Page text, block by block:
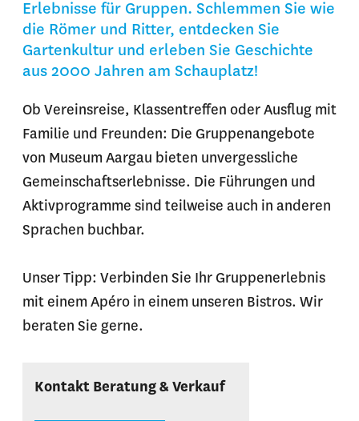
Erlebnisse für Gruppen. Schlemmen Sie wie
die Römer und Ritter, entdecken Sie
Gartenkultur und erleben Sie Geschichte
aus 2000 Jahren am Schauplatz!
Ob Vereinsreise, Klassentreffen oder Ausflug mit
Familie und Freunden: Die Gruppenangebote
von Museum Aargau bieten unvergessliche
Gemeinschaftserlebnisse. Die Führungen und
Aktivprogramme sind teilweise auch in anderen
Sprachen buchbar.
Unser Tipp: Verbinden Sie Ihr Gruppenerlebnis
mit einem Apéro in einem unseren Bistros. Wir
beraten Sie gerne.
Kontakt Beratung & Verkauf